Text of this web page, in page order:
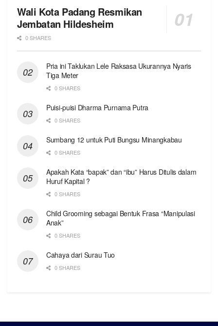
Wali Kota Padang Resmikan
Jembatan Hildesheim
0 SHARES
Pria ini Taklukan Lele Raksasa Ukurannya Nyaris
Tiga Meter
0 SHARES
Puisi-puisi Dharma Purnama Putra
0 SHARES
Sumbang 12 untuk Puti Bungsu Minangkabau
0 SHARES
Apakah Kata “bapak” dan “ibu” Harus Ditulis dalam
Huruf Kapital ?
0 SHARES
Child Grooming sebagai Bentuk Frasa “Manipulasi
Anak”
0 SHARES
Cahaya dari Surau Tuo
0 SHARES